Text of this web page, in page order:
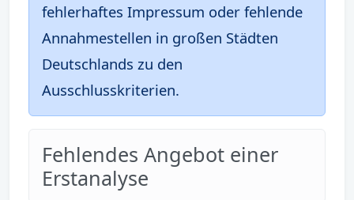
fehlerhaftes Impressum oder fehlende
Annahmestellen in großen Städten
Deutschlands zu den
Ausschlusskriterien.
Fehlendes Angebot einer
Erstanalyse